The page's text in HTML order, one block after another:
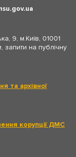
9, м.Київ, 01001
запити на публічну
та архівної
корупції ДМС